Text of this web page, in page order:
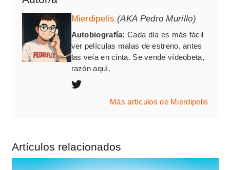
Mierdipelis (AKA Pedro Murillo)
Autobiografía: Cada día es más fácil
ver películas malas de estreno, antes
las veía en cinta. Se vende vídeobeta,
razón aquí.
Más artículos de Mierdipelis
Artículos relacionados